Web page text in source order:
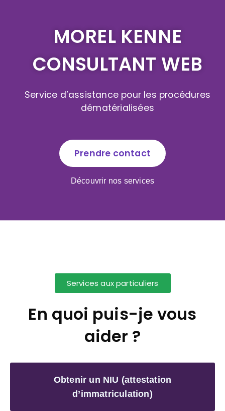
MOREL KENNE
CONSULTANT WEB
Service d’assistance pour les procédures
dématérialisées
Prendre contact
Découvrir nos services
Services aux particuliers
En quoi puis-je vous
aider ?
Obtenir un NIU (attestation
d’immatriculation)